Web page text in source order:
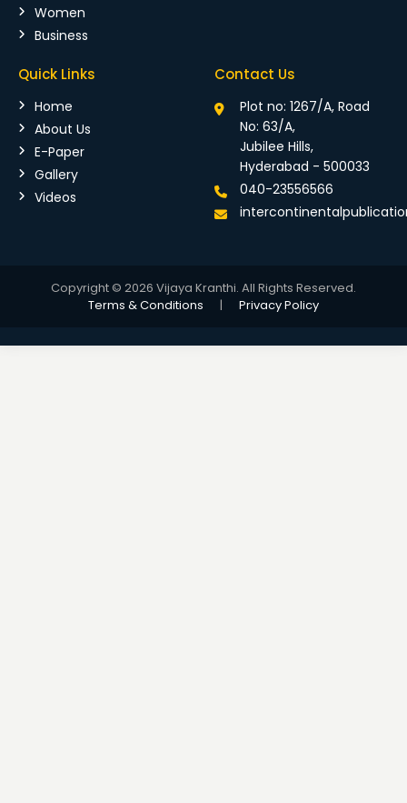
Women
Business
Quick Links
Home
About Us
E-Paper
Gallery
Videos
Contact Us
Plot no: 1267/A, Road
No: 63/A,
Jubilee Hills,
Hyderabad - 500033
040-23556566
Copyright © 2026 Vijaya Kranthi. All Rights Reserved.
Terms & Conditions
| Privacy Policy